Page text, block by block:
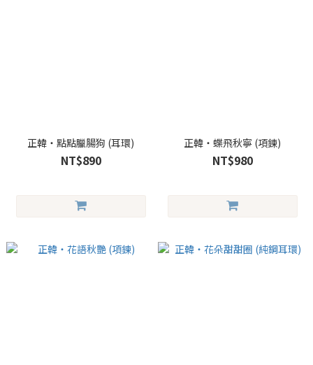
正韓・點點臘腸狗 (耳環)
NT$890
正韓・蝶飛秋寧 (項鍊)
NT$980